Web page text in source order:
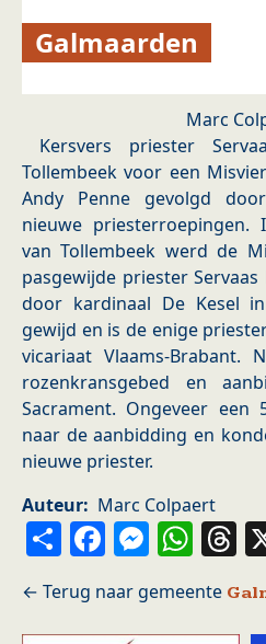
Galmaarden
Marc
Kersvers priester
Tollembeek voor een
Andy Penne gevolgd
nieuwe priesterroepingen.
van Tollembeek werd de
pasgewijde priester
door kardinaal De Kesel
gewijd en is de enige
vicariaat Vlaams-
rozenkransgebed en
Sacrament. Ongeveer een
naar de aanbidding en
nieuwe priester.
Auteur
Marc Colpaert
Share